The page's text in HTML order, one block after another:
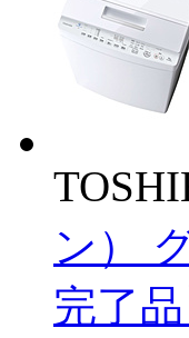
ン）
完了品